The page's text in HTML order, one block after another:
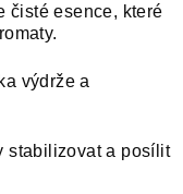
čisté esence, které
výdrže a
stabilizovat a posílit